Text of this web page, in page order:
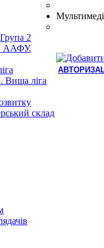
2
ААФУ.
Вища ліга
склад